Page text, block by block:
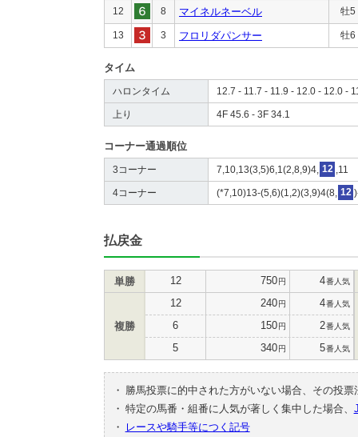
12 8 マイネルネーベル 牡5
13 3 フロリダパンサー 牡6
タイム
ハロンタイム 12.7 - 11.7 - 11.9 - 12.0 - 12.0 -
上り 4F 45.6 - 3F 34.1
コーナー通過順位
3コーナー 7,10,13(3,5)6,1(2,8,9)4, 12 ,11
4コーナー (*7,10)13-(5,6)(1,2)(3,9)4(8, 12
払戻金
単勝 12 750円 4番人気
複勝
12 240円 4番人気
6 150円 2番人気
5 340円 5番人気
・
勝馬投票に的中された方がいない場合、その投
・ 特定の馬番・組番に人気が著しく集中した場合、
・
レースや騎手等につく記号